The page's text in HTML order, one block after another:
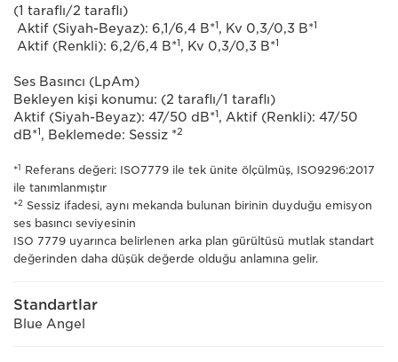
(1 taraflı/2 taraflı)
Aktif (Siyah-Beyaz): 6,1/6,4 B*1, Kv 0,3/0,3 B*1
Aktif (Renkli): 6,2/6,4 B*1, Kv 0,3/0,3 B*1
Ses Basıncı (LpAm)
Bekleyen kişi konumu: (2 taraflı/1 taraflı)
Aktif (Siyah-Beyaz): 47/50 dB*1, Aktif (Renkli): 47/50
dB*1, Beklemede: Sessiz *2
*1 Referans değeri: ISO7779 ile tek ünite ölçülmüş, ISO9296:2017
ile tanımlanmıştır
*2 Sessiz ifadesi, aynı mekanda bulunan birinin duyduğu emisyon
ses basıncı seviyesinin
ISO 7779 uyarınca belirlenen arka plan gürültüsü mutlak standart
değerinden daha düşük değerde olduğu anlamına gelir.
Standartlar
Blue Angel